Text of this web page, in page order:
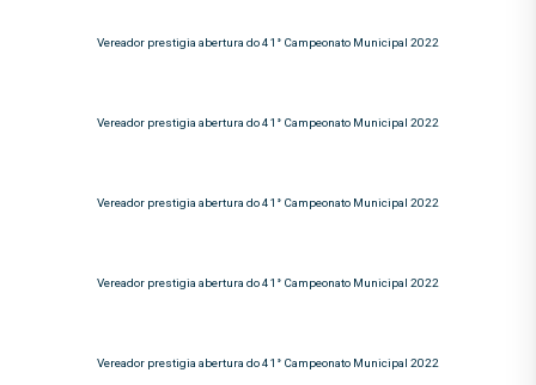
Vereador prestigia abertura do 41° Campeonato Municipal 2022
Vereador prestigia abertura do 41° Campeonato Municipal 2022
Vereador prestigia abertura do 41° Campeonato Municipal 2022
Vereador prestigia abertura do 41° Campeonato Municipal 2022
Vereador prestigia abertura do 41° Campeonato Municipal 2022